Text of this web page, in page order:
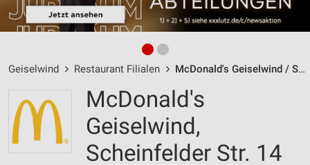
Geiselwind Restaurant Filialen McDonald's Geiselwind / Scheinfelder Str. 14 - Öffnungszeiten & Adresse
McDonald's
Geiselwind,
Scheinfelder Str. 14